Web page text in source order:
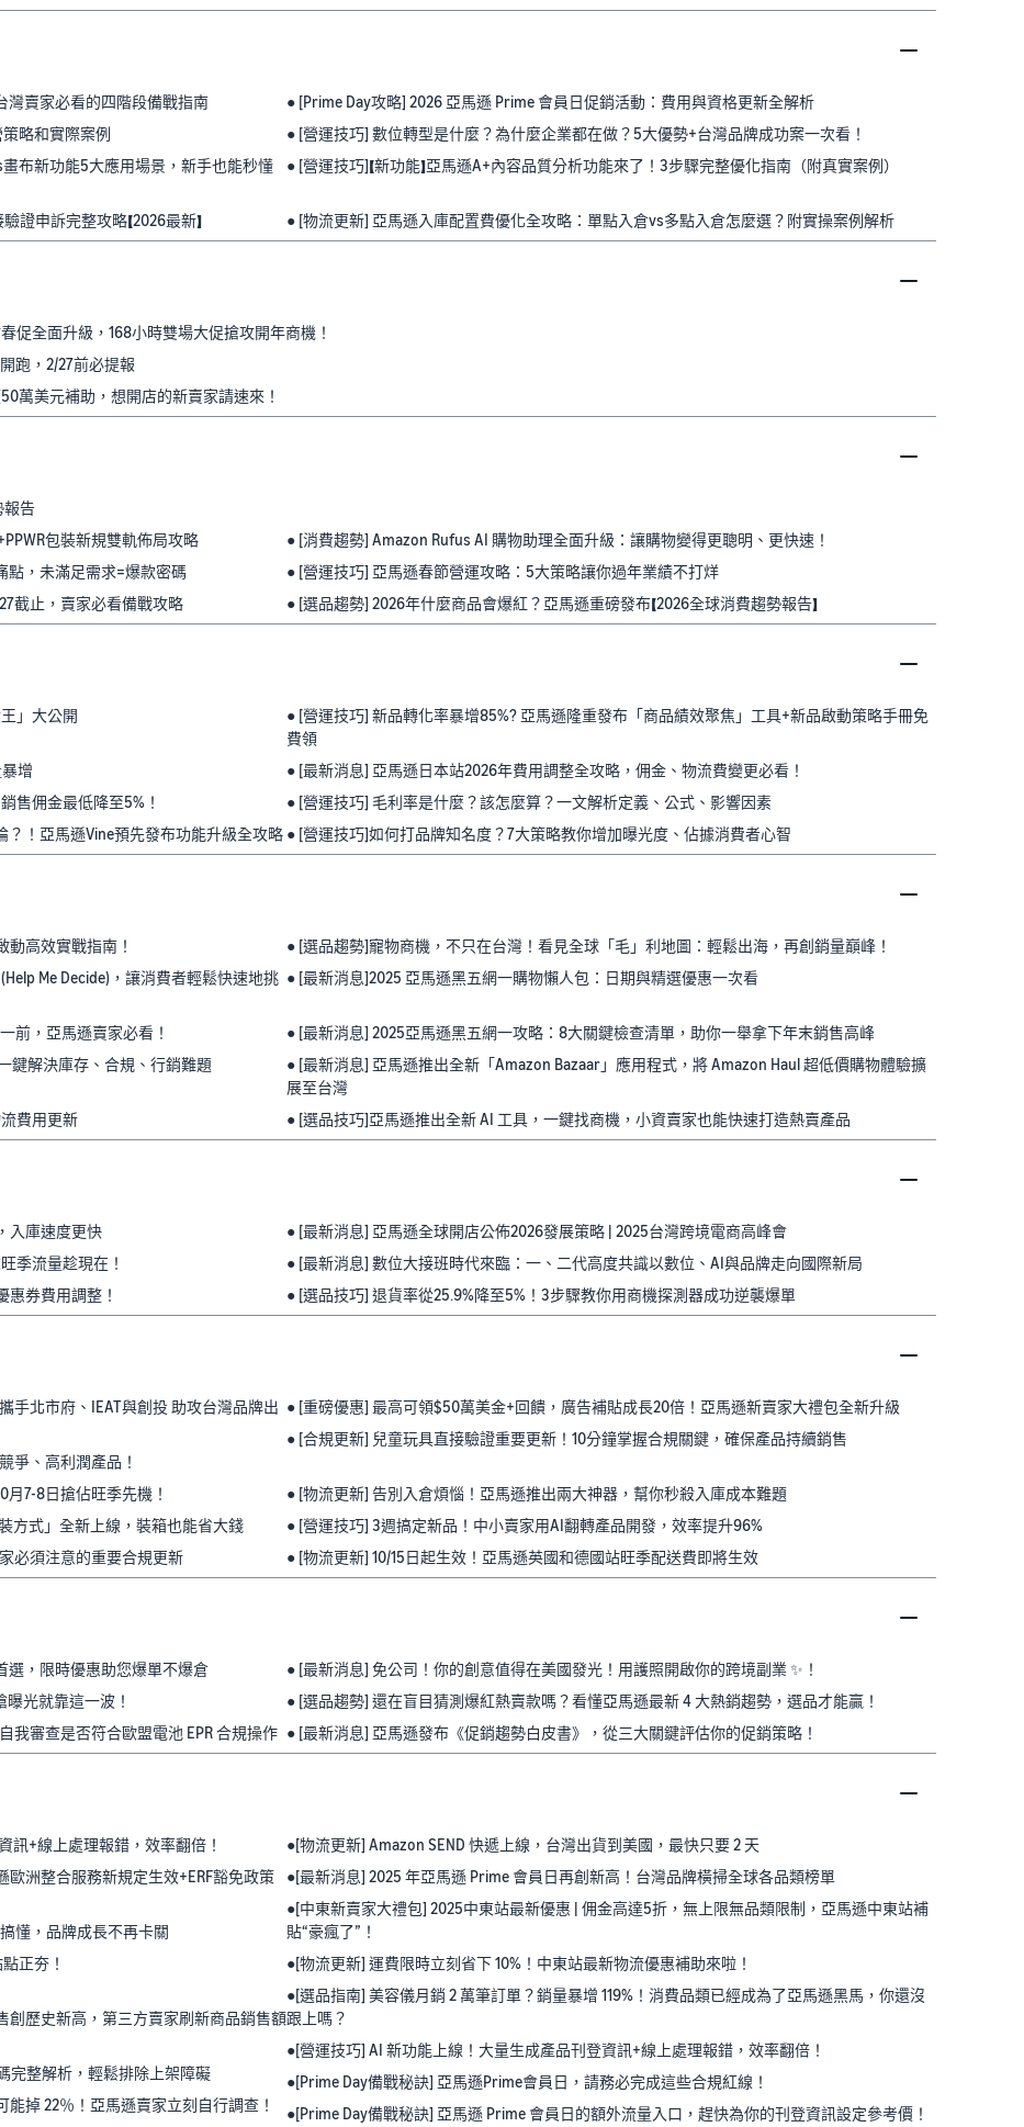
灣賣家必看的四階段備戰指南
● [Prime Day攻略] 2026 亞馬遜 Prime 會員日促銷活動：費用與資格更新全解析
略和實際案例
● [營運技巧] 數位轉型是什麼？為什麼企業都在做？5大優勢+台灣品牌成功案一次看！
畫布新功能5大應用場景，新手也能秒懂
● [營運技巧]【新功能】亞馬遜A+內容品質分析功能來了！3步驟完整優化指南（附真實案例）
證申訴完整攻略【2026最新】 ● [物流更新] 亞馬遜入庫配置費優化全攻略：單點入倉vs多點入倉怎麼選？附實操案例解析
促全面升級，168小時雙場大促搶攻開年商機！
跑，2/27前必提報
萬美元補助，想開店的新賣家請速來！
報告
包裝新規雙軌佈局攻略
● [消費趨勢] Amazon Rufus AI 購物助理全面升級：讓購物變得更聰明、更快速！
點，未滿足需求=爆款密碼
● [營運技巧] 亞馬遜春節營運攻略：5大策略讓你過年業績不打烊
截止，賣家必看備戰攻略
● [選品趨勢] 2026年什麼商品會爆紅？亞馬遜重磅發布【2026全球消費趨勢報告】
」大公開
● [營運技巧] 新品轉化率暴增85%? 亞馬遜隆重發布「商品績效聚焦」工具+新品啟動策略手冊免
費領
增
● [最新消息] 亞馬遜日本站2026年費用調整全攻略，佣金、物流費變更必看！
售佣金最低降至5%！
● [營運技巧] 毛利率是什麼？該怎麼算？一文解析定義、公式、影響因素
？！亞馬遜Vine預先發布功能升級全攻略 ● [營運技巧]如何打品牌知名度？7大策略教你增加曝光度、佔據消費者心智
高效實戰指南！
● [選品趨勢]寵物商機，不只在台灣！看見全球「毛」利地圖：輕鬆出海，再創銷量巔峰！
Me Decide)，讓消費者輕鬆快速地挑 ● [最新消息]2025 亞馬遜黑五網一購物懶人包：日期與精選優惠一次看
前，亞馬遜賣家必看！
● [最新消息] 2025亞馬遜黑五網一攻略：8大關鍵檢查清單，助你一舉拿下年末銷售高峰
鍵解決庫存、合規、行銷難題
● [最新消息] 亞馬遜推出全新「Amazon Bazaar」應用程式，將 Amazon Haul 超低價購物體驗擴
展至台灣
費用更新
● [選品技巧]亞馬遜推出全新 AI 工具，一鍵找商機，小資賣家也能快速打造熱賣產品
入庫速度更快
季流量趁現在！
券費用調整！
● [最新消息] 亞馬遜全球開店公佈2026發展策略 | 2025台灣跨境電商高峰會
● [最新消息] 數位大接班時代來臨：一、二代高度共識以數位、AI與品牌走向國際新局
● [選品技巧] 退貨率從25.9%降至5%！3步驟教你用商機探測器成功逆襲爆單
手北市府、IEAT與創投 助攻台灣品牌出
爭、高利潤產品！
● [重磅優惠] 最高可領$50萬美金+回饋，廣告補貼成長20倍！亞馬遜新賣家大禮包全新升級
● [合規更新] 兒童玩具直接驗證重要更新！10分鐘掌握合規關鍵，確保產品持續銷售
7-8日搶佔旺季先機！
● [物流更新] 告別入倉煩惱！亞馬遜推出兩大神器，幫你秒殺入庫成本難題
方式」全新上線，裝箱也能省大錢
● [營運技巧] 3週搞定新品！中小賣家用AI翻轉產品開發，效率提升96%
必須注意的重要合規更新
● [物流更新] 10/15日起生效！亞馬遜英國和德國站旺季配送費即將生效
選，限時優惠助您爆單不爆倉
● [最新消息] 免公司！你的創意值得在美國發光！用護照開啟你的跨境副業 ✨！
光就靠這一波！
● [選品趨勢] 還在盲目猜測爆紅熱賣款嗎？看懂亞馬遜最新 4 大熱銷趨勢，選品才能贏！
我審查是否符合歐盟電池 EPR 合規操作 ● [最新消息] 亞馬遜發布《促銷趨勢白皮書》，從三大關鍵評估你的促銷策略！
訊+線上處理報錯，效率翻倍！
洲整合服務新規定生效+ERF豁免政策
懂，品牌成長不再卡關
正夯！
創歷史新高，第三方賣家刷新商品銷售額
完整解析，輕鬆排除上架障礙
掉 22％！亞馬遜賣家立刻自行調查！
●[物流更新] Amazon SEND 快遞上線，台灣出貨到美國，最快只要 2 天
●[最新消息] 2025 年亞馬遜 Prime 會員日再創新高！台灣品牌橫掃全球各品類榜單
●[中東新賣家大禮包] 2025中東站最新優惠 | 佣金高達5折，無上限無品類限制，亞馬遜中東站補
貼“豪瘋了”！
●[物流更新] 運費限時立刻省下 10%！中東站最新物流優惠補助來啦！
●[選品指南] 美容儀月銷 2 萬筆訂單？銷量暴增 119%！消費品類已經成為了亞馬遜黑馬，你還沒
跟上嗎？
●[營運技巧] AI 新功能上線！大量生成產品刊登資訊+線上處理報錯，效率翻倍！
●[Prime Day備戰秘訣] 亞馬遜Prime會員日，請務必完成這些合規紅線！
●[Prime Day備戰秘訣] 亞馬遜 Prime 會員日的額外流量入口，趕快為你的刊登資訊設定參考價！